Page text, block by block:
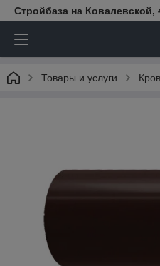
Стройбаза на Ковалевской,
Товары и услуги